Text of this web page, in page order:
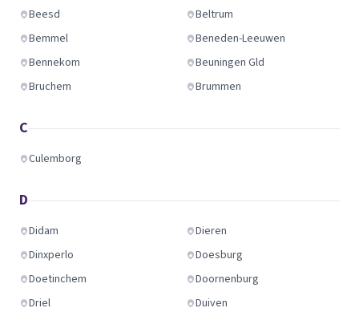
Beesd
Beltrum
Bemmel
Beneden-Leeuwen
Bennekom
Beuningen Gld
Bruchem
Brummen
C
Culemborg
D
Didam
Dieren
Dinxperlo
Doesburg
Doetinchem
Doornenburg
Driel
Duiven